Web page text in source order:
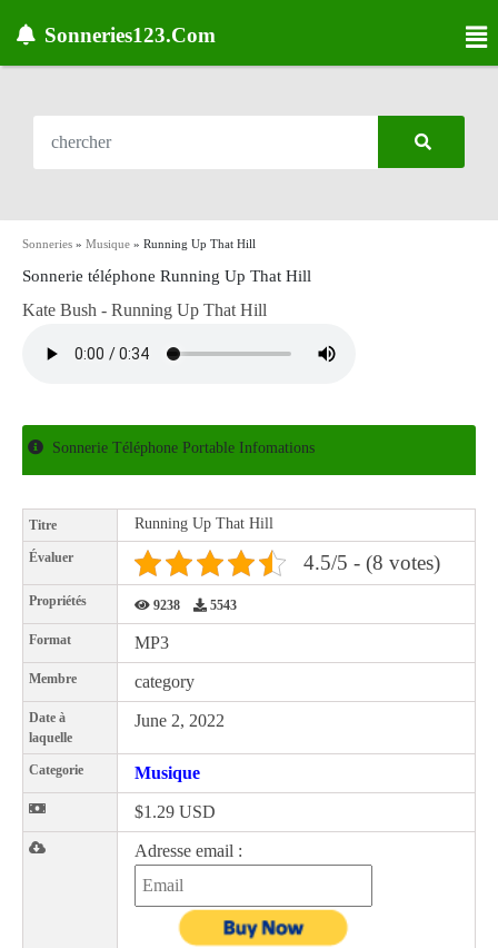
Sonneries123.Com
Sonneries » Musique » Running Up That Hill
Sonnerie téléphone Running Up That Hill
Kate Bush - Running Up That Hill
Sonnerie Téléphone Portable Infomations
Titre Running Up That Hill
Évaluer 4.5/5 - (8 votes)
Propriétés 9238 5543
Format MP3
Membre category
Date à
laquelle
June 2, 2022
Categorie Musique
$1.29 USD
Adresse email :